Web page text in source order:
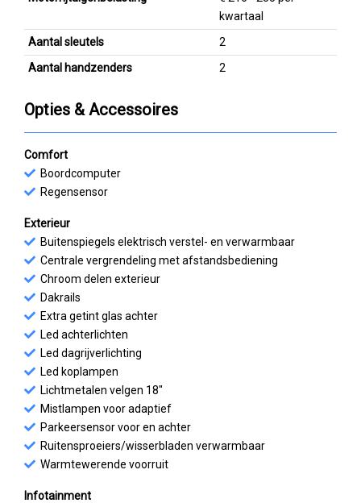
kwartaal
Aantal sleutels
2
Aantal handzenders
2
Opties & Accessoires
Comfort
Boordcomputer
Regensensor
Exterieur
Buitenspiegels elektrisch verstel- en verwarmbaar
Centrale vergrendeling met afstandsbediening
Chroom delen exterieur
Dakrails
Extra getint glas achter
Led achterlichten
Led dagrijverlichting
Led koplampen
Lichtmetalen velgen 18"
Mistlampen voor adaptief
Parkeersensor voor en achter
Ruitensproeiers/wisserbladen verwarmbaar
Warmtewerende voorruit
Infotainment